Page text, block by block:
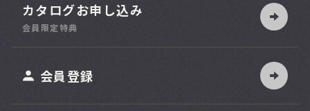
カタログお申し込み
会員限定特典
会員登録